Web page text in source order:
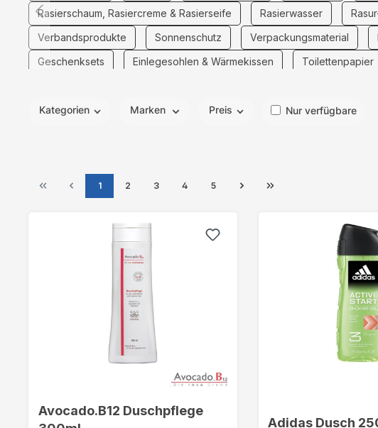
Rasierschaum, Rasiercreme & Rasierseife
Rasierwasser
Verbandsprodukte
Sonnenschutz Verpackungsmaterial
Geschenksets
Einlegesohlen & Wärmekissen Toilettenpapier
Kategorien Marken Preis Nur verfügbare
1 2 3 4 5
Avocado.B12 Duschpflege
Adidas Dusch